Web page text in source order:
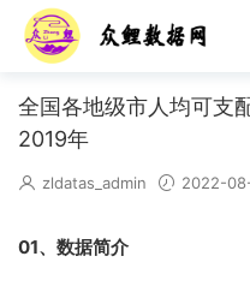
全国各地级市人均可支
2019年
zldatas_admin 2022-
01、数据简介